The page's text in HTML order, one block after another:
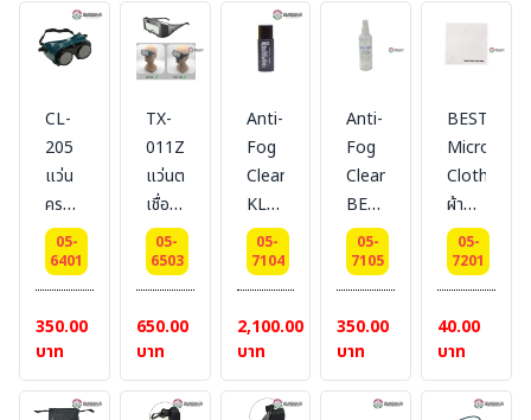
เมตร)
นาโน
เมตร)
CL-
205
แว่น
ครอบ
ตา
เชื่อม
แก็ส
เปิด-
ปิด
ทรง
กลม
05-
6401
350.00
บาท
TX-
011Z
แว่นตา
เชื่อม
ปรับ
แสง
อัตโนมัติ
Shade3-
11
#BESTSAFE
05-
6503
650.00
บาท
Anti-
Fog
Cleaner-
KLAR
PILOT
น้ำยา
เคลือบ
กันฝ้า
#KLAR
PILOT
05-
7104
2,100.00
บาท
Anti-
Fog
Cleaner-
BESTSAFE
น้ำยา
เคลือบ
กันฝ้า
#BESTSAFE
05-
7105
350.00
บาท
BEST-
MicroFiber
Cloth
ผ้า
ไมโคร
ไฟเบอร์
#
BESTSAFE
05-
7201
40.00
บาท